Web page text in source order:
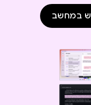
במחשב